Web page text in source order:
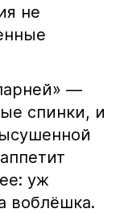
не
—
спинки, и
уж
воблёшка.